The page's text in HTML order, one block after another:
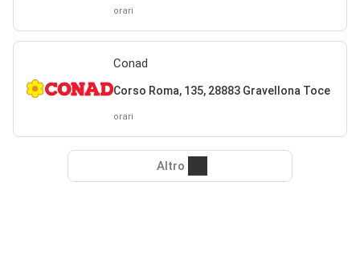
orari
Conad
Corso Roma, 135, 28883 Gravellona Toce
orari
Altro